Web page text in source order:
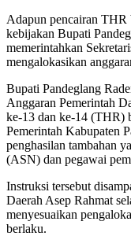
Adapun pencairan THR
kebijakan Bupati
memerintahkan
mengalokasikan
Bupati Pandeglang
Anggaran Pemerintah
ke-13 dan ke-14 (THR)
Pemerintah Kabupaten
penghasilan tambahan
(ASN) dan pegawai
Instruksi tersebut
Daerah Asep Rahmat
menyesuaikan
berlaku.